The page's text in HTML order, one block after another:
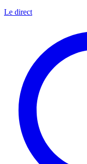
Le direct